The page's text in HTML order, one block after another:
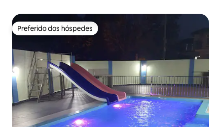
Preferido dos hóspedes
Preferido dos hóspedes